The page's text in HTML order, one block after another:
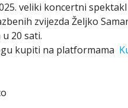
veliki koncertni
zvijezda Željko
20 sati.
kupiti na platformama